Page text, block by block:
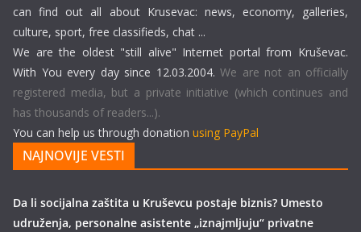
can find out all about Krusevac: news, economy, galleries,
culture, sport, free classifieds, chat ...
We are the oldest "still alive" Internet portal from Kruševac.
With You every day since 12.03.2004. We are not an officially
registered media, but a private initiative (which continues and
has thousands of readers...).
You can help us through donation using PayPal
NAJNOVIJE VESTI
Da li socijalna zaštita u Kruševcu postaje biznis? Umesto
udruženja, personalne asistente „iznajmljuju“ privatne